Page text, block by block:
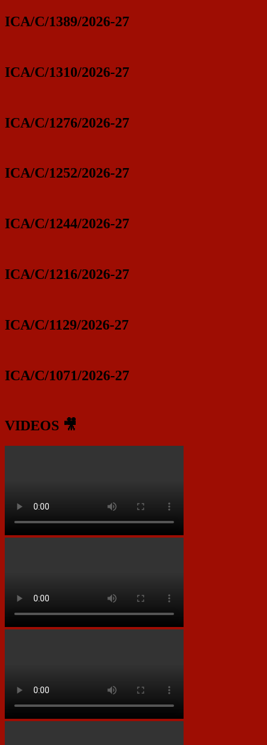
ICA/C/1389/2026-27
ICA/C/1310/2026-27
ICA/C/1276/2026-27
ICA/C/1252/2026-27
ICA/C/1244/2026-27
ICA/C/1216/2026-27
ICA/C/1129/2026-27
ICA/C/1071/2026-27
VIDEOS 🎥